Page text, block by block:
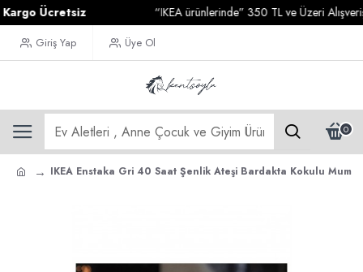
Ücretsiz “IKEA ürünlerinde” 350 TL ve Üzeri
Giriş Yap Üye Ol
0
IKEA Enstaka Gri 40 Saat Şenlik Ateşi Bardakta Kokulu Mum